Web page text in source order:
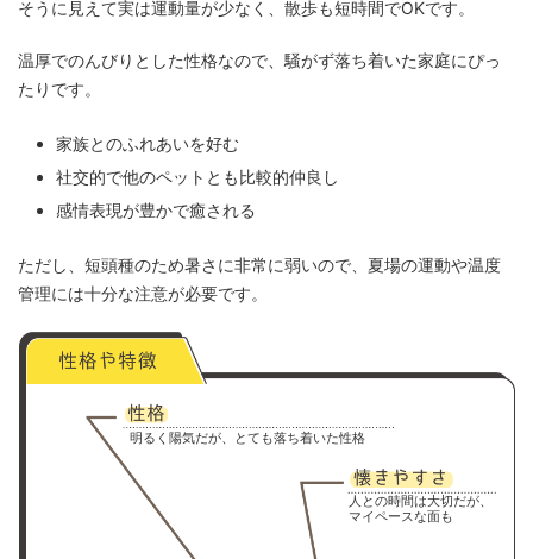
そうに見えて実は運動量が少なく、散歩も短時間でOKです。
温厚でのんびりとした性格なので、騒がず落ち着いた家庭にぴっ
たりです。
家族とのふれあいを好む
社交的で他のペットとも比較的仲良し
感情表現が豊かで癒される
ただし、短頭種のため暑さに非常に弱いので、夏場の運動や温度
管理には十分な注意が必要です。
明るく陽気だが、とても落ち着いた性格
人との時間は大切だが、
マイペースな面も